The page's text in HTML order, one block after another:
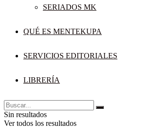
SERIADOS MK
QUÉ ES MENTEKUPA
SERVICIOS EDITORIALES
LIBRERÍA
Sin resultados
Ver todos los resultados